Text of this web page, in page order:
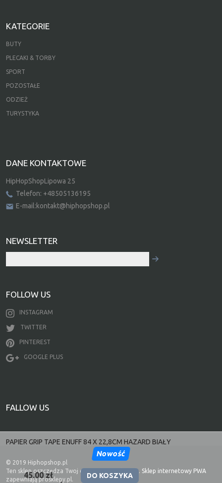
PAPIER GRIP TAPE ENUFF 84 X 22,8CM HAZARD BIAŁY
Nowość
45.00 zł DO KOSZYKA
KATEGORIE
BUTY
PLECAKI & TORBY
SPORT
POZOSTAŁE
ODZIEŻ
TURYSTYKA
DANE KONTAKTOWE
HipHopShopLipowa 25
Telefon: +48505136195
E-mail:kontakt@hiphopshop.pl
NEWSLETTER
FOLLOW US
INSTAGRAM
TWITTER
PINTEREST
GOOGLE PLUS
FALLOW US
© 2019 Hiphopshop.pl
Ten sklep oszczędza Twoj czas i zużycie danych. Sklep internetowy PWA
zapewniają prosklepy.pl.